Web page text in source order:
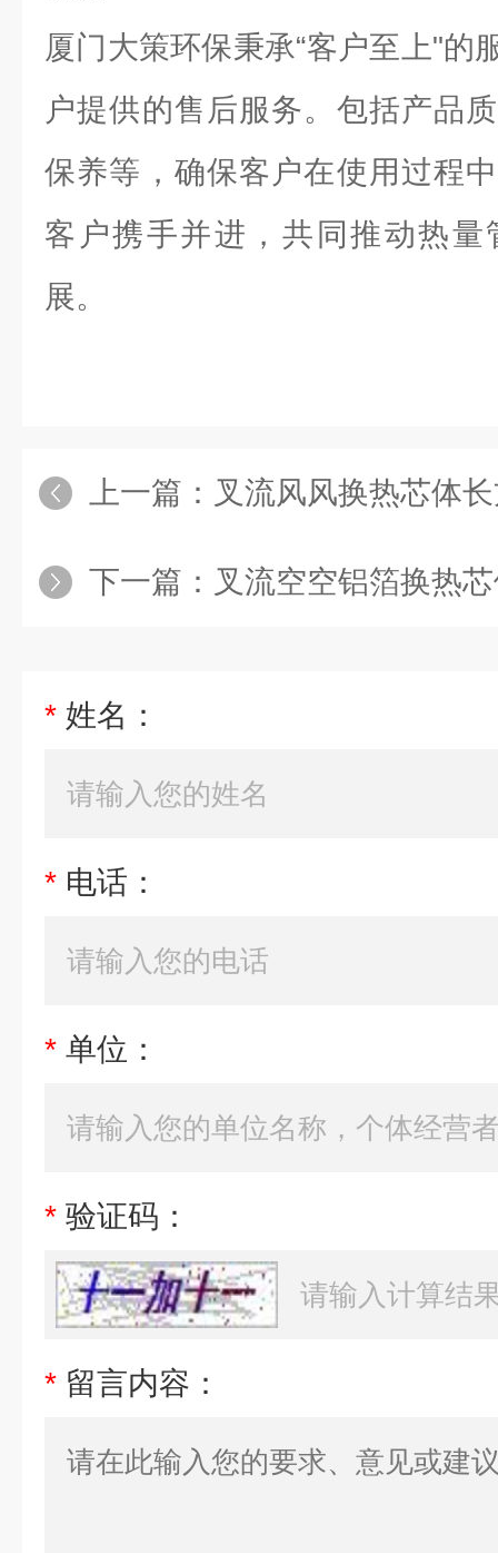
厦门大策环保秉承“客户至上"的
户提供的售后服务。包括产品
保养等，确保客户在使用过程
客户携手并进，共同推动热
展。
上一篇： 叉流风风换热芯体
下一篇： 叉流空空铝箔换热
* 姓名：
* 电话：
* 单位：
* 验证码：
* 留言内容：